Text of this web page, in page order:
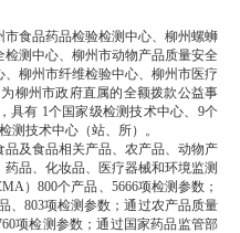
食品药品检验检测中心、柳州螺蛳
测中心、柳州市动物产品质量安全
柳州市纤维检验中心、柳州市医疗
柳州市政府直属的全额拨款公益事
具有 1个国家级检测技术中心、9个
测技术中心（站、所）。
及食品相关产品、农产品、动物产
品、化妆品、医疗器械和环境监测
）800个产品、5666项检测参数；
、803项检测参数；通过农产品质量
项检测参数；通过国家药品监管部